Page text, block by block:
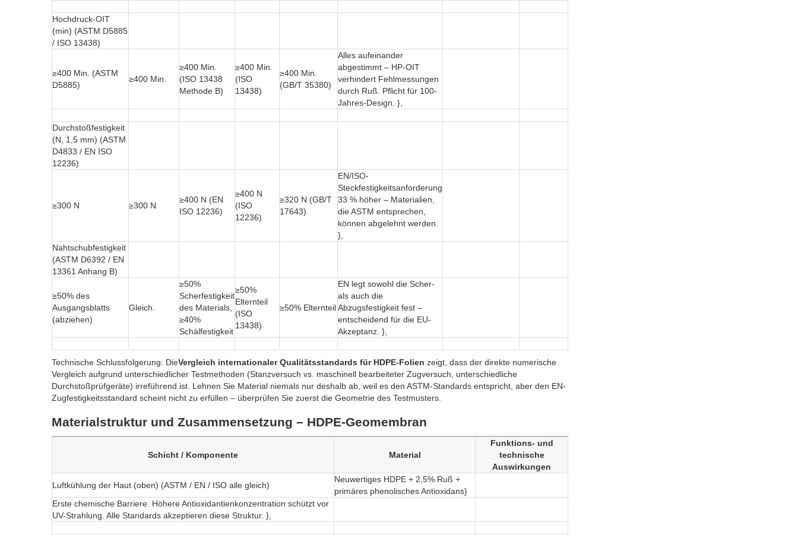
Hochdruck-OIT
(min) (ASTM D5885
/ ISO 13438)
≥400 Min. (ASTM
D5885)
≥400 Min.
≥400 Min.
(ISO 13438
Methode B)
≥400 Min.
(ISO
13438)
≥400 Min.
(GB/T 35380)
Alles aufeinander
abgestimmt – HP-OIT
verhindert Fehlmessungen
durch Ruß. Pflicht für 100-
Jahres-Design. },
Durchstoßfestigkeit
(N, 1,5 mm) (ASTM
D4833 / EN ISO
12236)
≥300 N ≥300 N
≥400 N (EN
ISO 12236)
≥400 N
(ISO
12236)
≥320 N (GB/T
17643)
EN/ISO-
Steckfestigkeitsanforderung
33 % höher – Materialien,
die ASTM entsprechen,
können abgelehnt werden.
},
Nahtschubfestigkeit
(ASTM D6392 / EN
13361 Anhang B)
≥50% des
Ausgangsblatts
(abziehen)
Gleich.
≥50%
Scherfestigkeit
des Materials,
≥40%
Schälfestigkeit
≥50%
Elternteil
(ISO
13438)
≥50% Elternteil
EN legt sowohl die Scher-
als auch die
Abzugsfestigkeit fest –
entscheidend für die EU-
Akzeptanz. },
Technische Schlussfolgerung: DieVergleich internationaler Qualitätsstandards für HDPE-Folien zeigt, dass der direkte numerische
Vergleich aufgrund unterschiedlicher Testmethoden (Stanzversuch vs. maschinell bearbeiteter Zugversuch, unterschiedliche
Durchstoßprüfgeräte) irreführend ist. Lehnen Sie Material niemals nur deshalb ab, weil es den ASTM-Standards entspricht, aber den EN-
Zugfestigkeitsstandard scheint nicht zu erfüllen – überprüfen Sie zuerst die Geometrie des Testmusters.
Materialstruktur und Zusammensetzung – HDPE-Geomembran
Schicht / Komponente Material
Funktions- und
technische
Auswirkungen
Luftkühlung der Haut (oben) (ASTM / EN / ISO alle gleich)
Neuwertiges HDPE + 2,5% Ruß +
primäres phenolisches Antioxidans}
Erste chemische Barriere. Höhere Antioxidantienkonzentration schützt vor
UV-Strahlung. Alle Standards akzeptieren diese Struktur. },